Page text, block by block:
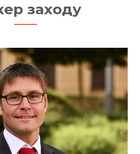
заходу